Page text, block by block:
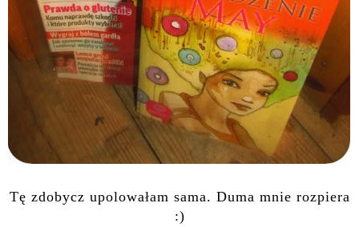
Tę zdobycz upolowałam sama. Duma mnie rozpiera
:)